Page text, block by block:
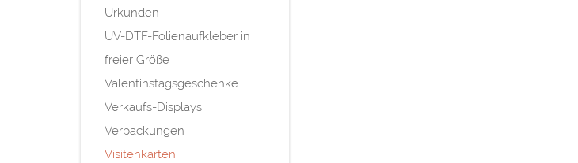
Urkunden
UV-DTF-Folienaufkleber in
freier Größe
Valentinstagsgeschenke
Verkaufs-Displays
Verpackungen
Visitenkarten